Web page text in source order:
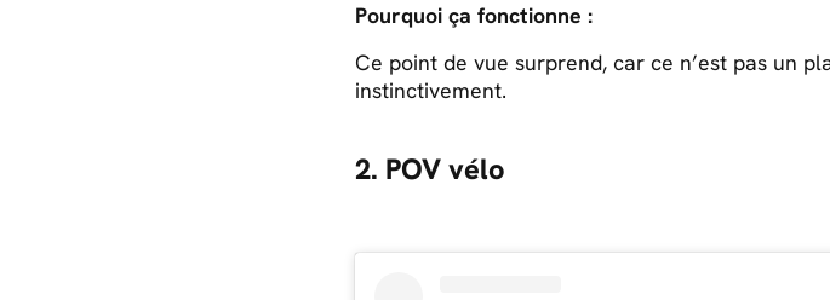
Pourquoi ça fonctionne :
Ce point de vue surprend, car ce n’est pas un
instinctivement.
2. POV vélo